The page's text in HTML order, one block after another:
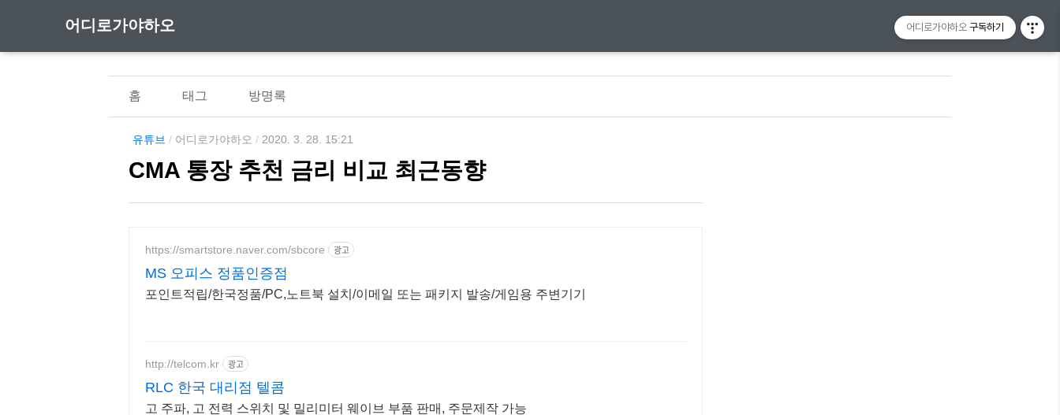
어디로가야하오
홈 태그 방명록
유튜브 / 어디로가야하오 / 2020. 3. 28. 15:21
CMA 통장 추천 금리 비교 최근동향
https://smartstore.naver.com/sbcore 광고
MS 오피스 정품인증점
포인트적립/한국정품/PC,노트북 설치/이메일 또는 패키지 발송/게임용 주변기기
http://telcom.kr 광고
RLC 한국 대리점 텔콤
고 주파, 고 전력 스위치 및 밀리미터 웨이브 부품 판매, 주문제작 가능
어디로가야하오 구독하기